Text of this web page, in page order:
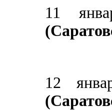
11
12